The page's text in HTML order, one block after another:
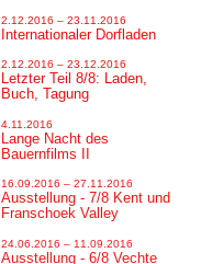
2.12.2016 – 23.11.2016
Internationaler Dorfladen
2.12.2016 – 23.12.2016
Letzter Teil 8/8: Laden,
Buch, Tagung
4.11.2016
Lange Nacht des
Bauernfilms II
16.09.2016 – 27.11.2016
Ausstellung - 7/8 Kent und
Franschoek Valley
24.06.2016 – 11.09.2016
Ausstellung - 6/8 Vechte